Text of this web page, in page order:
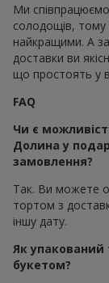
Ми
солодощів, тому
найкращими. А
доставки ви
що простоять у
FAQ
Чи є
Долина у
замовлення?
Так. Ви можете
тортом з
іншу дату.
Як
букетом?